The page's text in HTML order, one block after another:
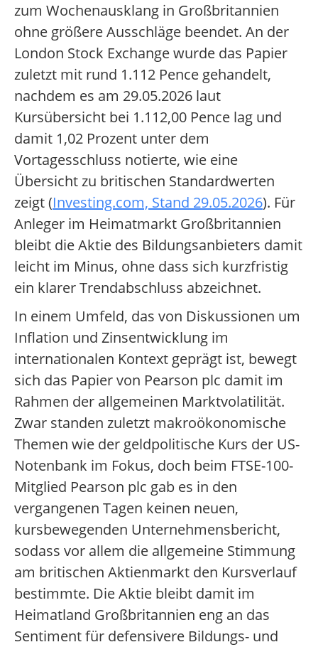
zum Wochenausklang in Großbritannien
ohne größere Ausschläge beendet. An der
London Stock Exchange wurde das Papier
zuletzt mit rund 1.112 Pence gehandelt,
nachdem es am 29.05.2026 laut
Kursübersicht bei 1.112,00 Pence lag und
damit 1,02 Prozent unter dem
Vortagesschluss notierte, wie eine
Übersicht zu britischen Standardwerten
zeigt (Investing.com, Stand 29.05.2026). Für
Anleger im Heimatmarkt Großbritannien
bleibt die Aktie des Bildungsanbieters damit
leicht im Minus, ohne dass sich kurzfristig
ein klarer Trendabschluss abzeichnet.
In einem Umfeld, das von Diskussionen um
Inflation und Zinsentwicklung im
internationalen Kontext geprägt ist, bewegt
sich das Papier von Pearson plc damit im
Rahmen der allgemeinen Marktvolatilität.
Zwar standen zuletzt makroökonomische
Themen wie der geldpolitische Kurs der US-
Notenbank im Fokus, doch beim FTSE-100-
Mitglied Pearson plc gab es in den
vergangenen Tagen keinen neuen,
kursbewegenden Unternehmensbericht,
sodass vor allem die allgemeine Stimmung
am britischen Aktienmarkt den Kursverlauf
bestimmte. Die Aktie bleibt damit im
Heimatland Großbritannien eng an das
Sentiment für defensivere Bildungs- und